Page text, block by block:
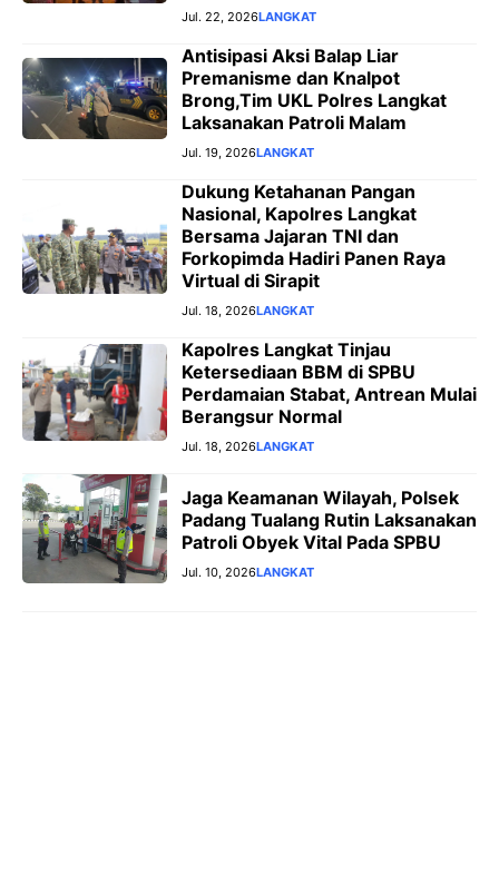
Jul. 22, 2026LANGKAT
Antisipasi Aksi Balap Liar
Premanisme dan Knalpot
Brong,Tim UKL Polres Langkat
Laksanakan Patroli Malam
Jul. 19, 2026LANGKAT
Dukung Ketahanan Pangan
Nasional, Kapolres Langkat
Bersama Jajaran TNI dan
Forkopimda Hadiri Panen Raya
Virtual di Sirapit
Jul. 18, 2026LANGKAT
Kapolres Langkat Tinjau
Ketersediaan BBM di SPBU
Perdamaian Stabat, Antrean Mulai
Berangsur Normal
Jul. 18, 2026LANGKAT
Jaga Keamanan Wilayah, Polsek
Padang Tualang Rutin Laksanakan
Patroli Obyek Vital Pada SPBU
Jul. 10, 2026LANGKAT